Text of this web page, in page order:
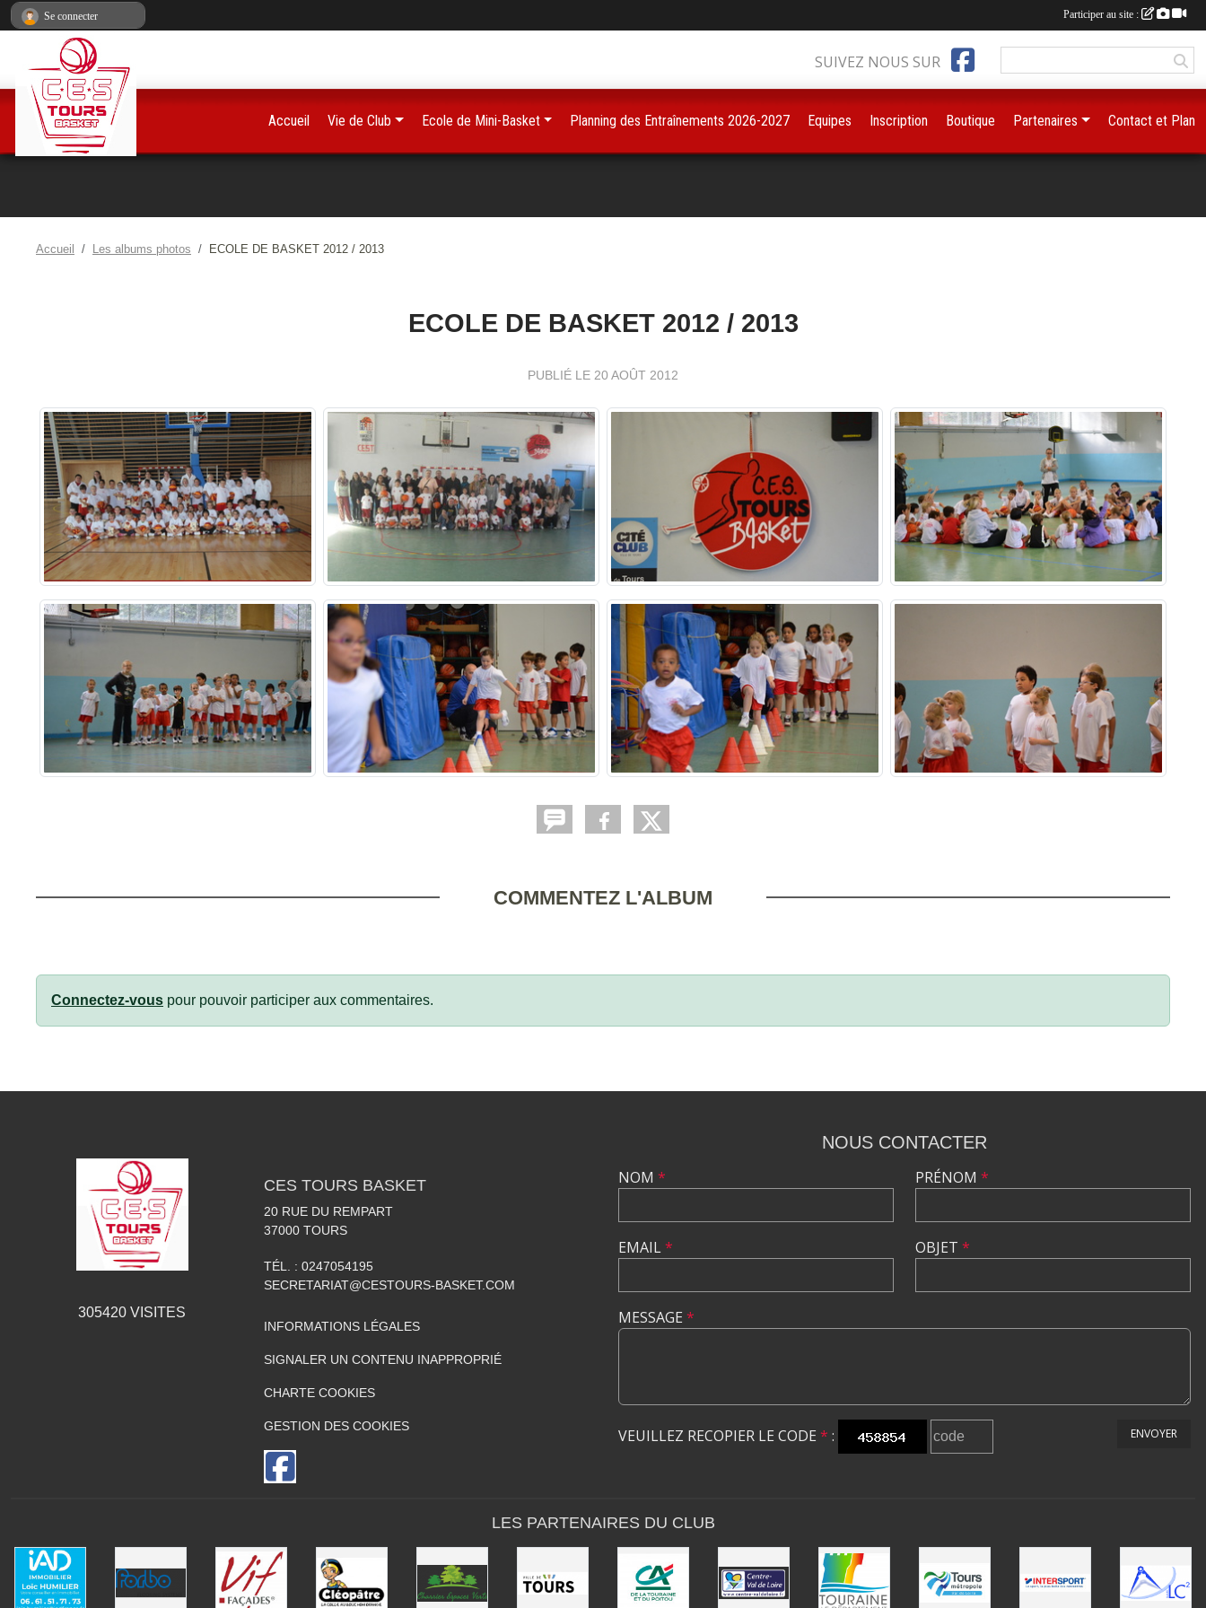
Accueil Les albums photos ECOLE DE BASKET 2012 / 2013
ECOLE DE BASKET 2012 / 2013
PUBLIÉ LE 20 AOÛT 2012
COMMENTEZ L'ALBUM
Connectez-vous pour pouvoir participer aux commentaires.
SUIVEZ NOUS SUR
Accueil Vie de Club Ecole de Mini-Basket Planning des Entraînements 2026-2027 Equipes Inscription Boutique Partenaires Contact et Plan
305420 VISITES
CES TOURS BASKET
20 RUE DU REMPART
37000 TOURS
TÉL. : 0247054195
SECRETARIAT@CESTOURS-BASKET.COM
INFORMATIONS LÉGALES
SIGNALER UN CONTENU INAPPROPRIÉ
CHARTE COOKIES
GESTION DES COOKIES
NOUS CONTACTER
NOM *
EMAIL*
PRÉNOM *
OBJET *
MESSAGE *
VEUILLEZ RECOPIER LE CODE * : ENVOYER
LES PARTENAIRES DU CLUB
Se connecter Participer au site :
Panneau de gestion des cookies